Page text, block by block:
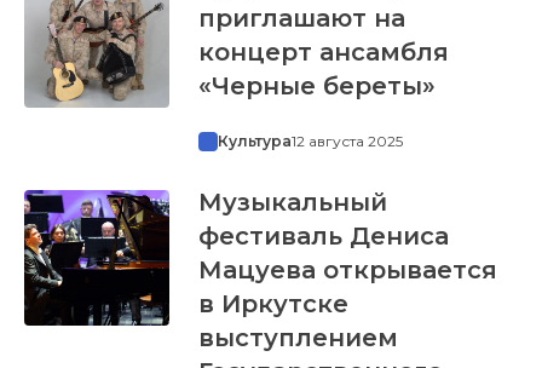
приглашают на
концерт ансамбля
«Черные береты»
Культура12 августа 2025
Музыкальный
фестиваль Дениса
Мацуева открывается
в Иркутске
выступлением